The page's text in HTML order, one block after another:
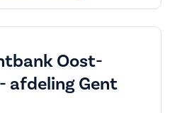
Oost-
afdeling Gent